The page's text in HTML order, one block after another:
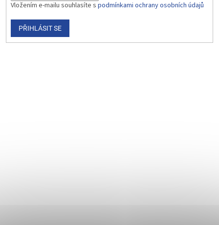
Vložením e-mailu souhlasíte s podmínkami ochrany osobních údajů
PŘIHLÁSIT SE